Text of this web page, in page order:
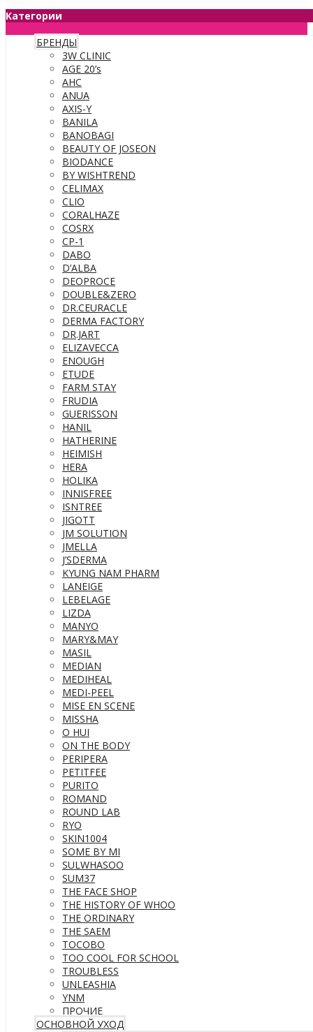
Категории
БРЕНДЫ
3W CLINIC
AGE 20’s
AHC
ANUA
AXIS-Y
BANILA
BANOBAGI
BEAUTY OF JOSEON
BIODANCE
BY WISHTREND
CELIMAX
CLIO
CORALHAZE
COSRX
CP-1
DABO
D’ALBA
DEOPROCE
DOUBLE&ZERO
DR.CEURACLE
DERMA FACTORY
DR.JART
ELIZAVECCA
ENOUGH
ETUDE
FARM STAY
FRUDIA
GUERISSON
HANIL
HATHERINE
HEIMISH
HERA
HOLIKA
INNISFREE
ISNTREE
JIGOTT
JM SOLUTION
JMELLA
J’SDERMA
KYUNG NAM PHARM
LANEIGE
LEBELAGE
LIZDA
MANYO
MARY&MAY
MASIL
MEDIAN
MEDIHEAL
MEDI-PEEL
MISE EN SCENE
MISSHA
O HUI
ON THE BODY
PERIPERA
PETITFEE
PURITO
ROMAND
ROUND LAB
RYO
SKIN1004
SOME BY MI
SULWHASOO
SUM37
THE FACE SHOP
THE HISTORY OF WHOO
THE ORDINARY
THE SAEM
TOCOBO
TOO COOL FOR SCHOOL
TROUBLESS
UNLEASHIA
YNM
ПРОЧИЕ
ОСНОВНОЙ УХОД